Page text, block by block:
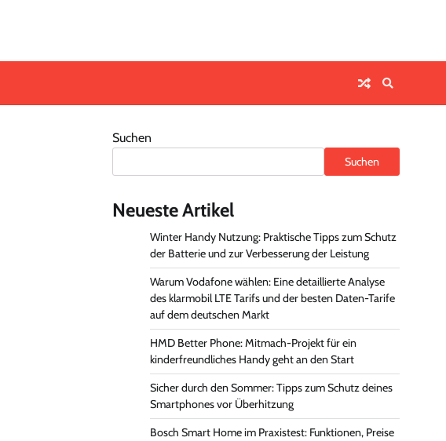
Suchen
Suchen
Neueste Artikel
Winter Handy Nutzung: Praktische Tipps zum Schutz
der Batterie und zur Verbesserung der Leistung
Warum Vodafone wählen: Eine detaillierte Analyse
des klarmobil LTE Tarifs und der besten Daten-Tarife
auf dem deutschen Markt
HMD Better Phone: Mitmach-Projekt für ein
kinderfreundliches Handy geht an den Start
Sicher durch den Sommer: Tipps zum Schutz deines
Smartphones vor Überhitzung
Bosch Smart Home im Praxistest: Funktionen, Preise